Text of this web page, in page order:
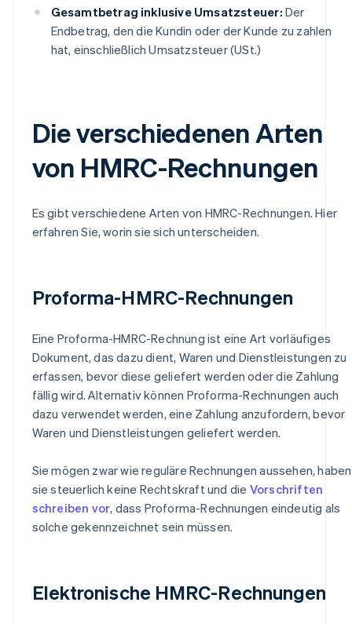
Gesamtbetrag inklusive Umsatzsteuer: Der
Endbetrag, den die Kundin oder der Kunde zu zahlen
hat, einschließlich Umsatzsteuer (USt.)
Die verschiedenen Arten
von HMRC-Rechnungen
Es gibt verschiedene Arten von HMRC-Rechnungen. Hier
erfahren Sie, worin sie sich unterscheiden.
Proforma-HMRC-Rechnungen
Eine Proforma-HMRC-Rechnung ist eine Art vorläufiges
Dokument, das dazu dient, Waren und Dienstleistungen zu
erfassen, bevor diese geliefert werden oder die Zahlung
fällig wird. Alternativ können Proforma-Rechnungen auch
dazu verwendet werden, eine Zahlung anzufordern, bevor
Waren und Dienstleistungen geliefert werden.
Sie mögen zwar wie reguläre Rechnungen aussehen, haben
sie steuerlich keine Rechtskraft und die Vorschriften
schreiben vor, dass Proforma-Rechnungen eindeutig als
solche gekennzeichnet sein müssen.
Elektronische HMRC-Rechnungen